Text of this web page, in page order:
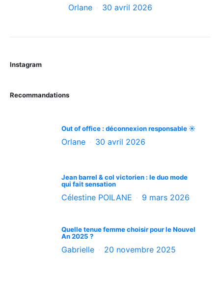
Orlane
30 avril 2026
Instagram
Recommandations
Out of office : déconnexion responsable ☀️
Orlane 30 avril 2026
Jean barrel & col victorien : le duo mode
qui fait sensation
Célestine POILANE 9 mars 2026
Quelle tenue femme choisir pour le Nouvel
An 2025 ?
Gabrielle 20 novembre 2025